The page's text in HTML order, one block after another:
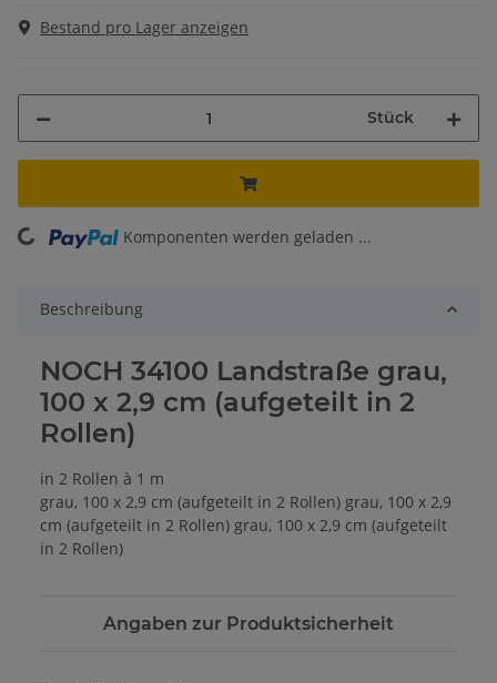
Bestand pro Lager anzeigen
Stück
Komponenten werden geladen ...
Beschreibung
NOCH 34100 Landstraße grau,
100 x 2,9 cm (aufgeteilt in 2
Rollen)
in 2 Rollen à 1 m
grau, 100 x 2,9 cm (aufgeteilt in 2 Rollen) grau, 100 x 2,9
cm (aufgeteilt in 2 Rollen) grau, 100 x 2,9 cm (aufgeteilt
in 2 Rollen)
Angaben zur Produktsicherheit